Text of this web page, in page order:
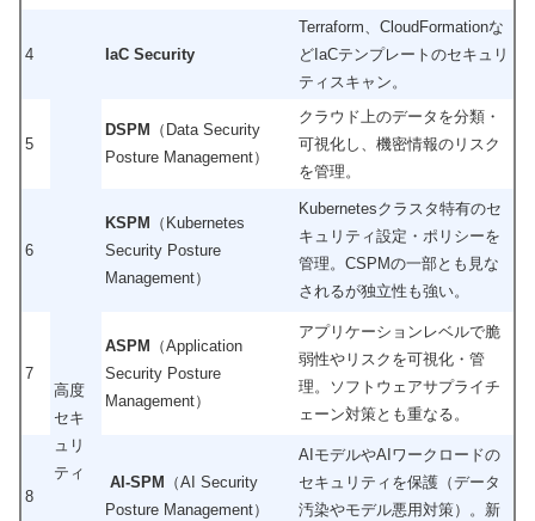
4
高度
セキ
ュリ
ティ
IaC Security
Terraform、CloudFormationな
どIaCテンプレートのセキュリ
ティスキャン。
5
DSPM
（Data Security
Posture Management）
クラウド上のデータを分類・
可視化し、機密情報のリスク
を管理。
6
KSPM
（Kubernetes
Security Posture
Management）
Kubernetesクラスタ特有のセ
キュリティ設定・ポリシーを
管理。CSPMの一部とも見な
されるが独立性も強い。
7
ASPM
（Application
Security Posture
Management）
アプリケーションレベルで脆
弱性やリスクを可視化・管
理。ソフトウェアサプライチ
ェーン対策とも重なる。
8
AI-SPM
（AI Security
Posture Management）
AIモデルやAIワークロードの
セキュリティを保護（データ
汚染やモデル悪用対策）。新